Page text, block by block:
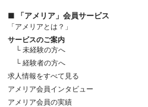
■ 「アメリア」会員サービス
「アメリアとは？」
サービスのご案内
└ 未経験の方へ
└ 経験者の方へ
求人情報をすべて見る
アメリア会員インタビュー
アメリア会員の実績